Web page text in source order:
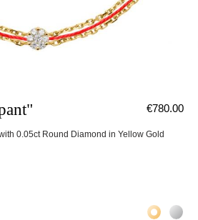
0.05ct Round Diamond in Yellow Gold
€780.00
Жёлтое